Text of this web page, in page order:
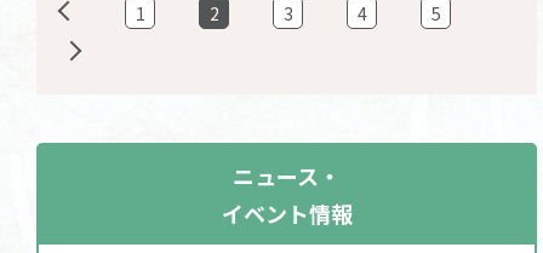
1 2 3 4 5
ニュース・
イベント情報